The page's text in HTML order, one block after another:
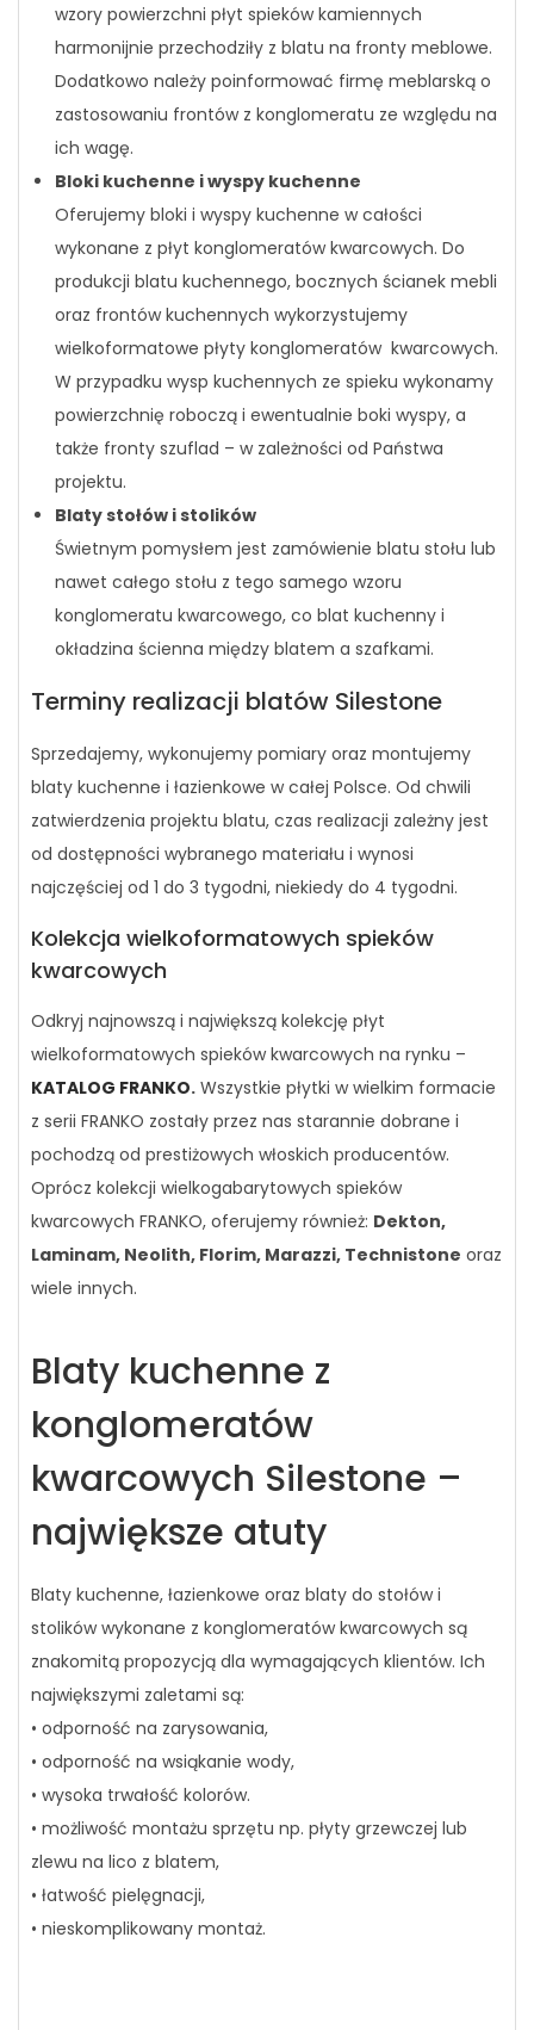
wzory powierzchni płyt spieków kamiennych
harmonijnie przechodziły z blatu na fronty meblowe.
Dodatkowo należy poinformować firmę meblarską o
zastosowaniu frontów z konglomeratu ze względu na
ich wagę.
Bloki kuchenne i wyspy kuchenne
Oferujemy bloki i wyspy kuchenne w całości
wykonane z płyt konglomeratów kwarcowych. Do
produkcji blatu kuchennego, bocznych ścianek mebli
oraz frontów kuchennych wykorzystujemy
wielkoformatowe płyty konglomeratów kwarcowych.
W przypadku wysp kuchennych ze spieku wykonamy
powierzchnię roboczą i ewentualnie boki wyspy, a
także fronty szuflad – w zależności od Państwa
projektu.
Blaty stołów i stolików
Świetnym pomysłem jest zamówienie blatu stołu lub
nawet całego stołu z tego samego wzoru
konglomeratu kwarcowego, co blat kuchenny i
okładzina ścienna między blatem a szafkami.
Terminy realizacji blatów Silestone
Sprzedajemy, wykonujemy pomiary oraz montujemy
blaty kuchenne i łazienkowe w całej Polsce. Od chwili
zatwierdzenia projektu blatu, czas realizacji zależny jest
od dostępności wybranego materiału i wynosi
najczęściej od 1 do 3 tygodni, niekiedy do 4 tygodni.
Kolekcja wielkoformatowych spieków
kwarcowych
Odkryj najnowszą i największą kolekcję płyt
wielkoformatowych spieków kwarcowych na rynku –
KATALOG FRANKO. Wszystkie płytki w wielkim formacie
z serii FRANKO zostały przez nas starannie dobrane i
pochodzą od prestiżowych włoskich producentów.
Oprócz kolekcji wielkogabarytowych spieków
kwarcowych FRANKO, oferujemy również: Dekton,
Laminam, Neolith, Florim, Marazzi, Technistone oraz
wiele innych.
Blaty kuchenne z
konglomeratów
kwarcowych Silestone –
największe atuty
Blaty kuchenne, łazienkowe oraz blaty do stołów i
stolików wykonane z konglomeratów kwarcowych są
znakomitą propozycją dla wymagających klientów. Ich
największymi zaletami są:
• odporność na zarysowania,
• odporność na wsiąkanie wody,
• wysoka trwałość kolorów.
• możliwość montażu sprzętu np. płyty grzewczej lub
zlewu na lico z blatem,
• łatwość pielęgnacji,
• nieskomplikowany montaż.